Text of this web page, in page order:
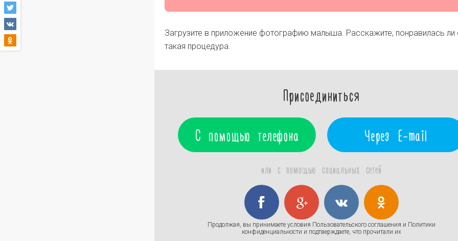
Загрузите в приложение фотографию малыша. Расскажите, понравилась ли
такая процедура.
Присоединиться
С помощью телефона Через E-mail
или с помощью социальных сетей
Продолжая, вы принимаете условия Пользовательского соглашения и Политики
конфиденциальности и подтверждаете, что прочитали их